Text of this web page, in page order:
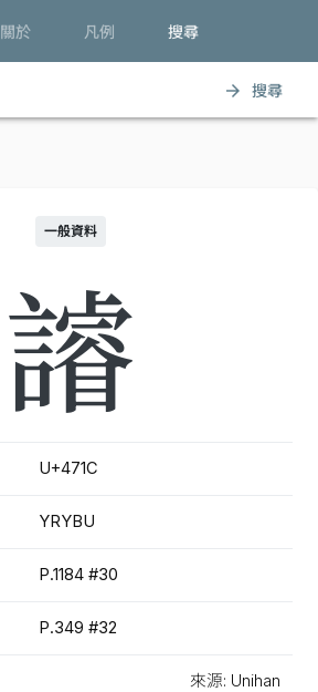
關於 凡例 搜尋
arrow_forward 搜尋
一般資料
䜜
U+471C
YRYBU
P.1184 #30
P.349 #32
來源: Unihan